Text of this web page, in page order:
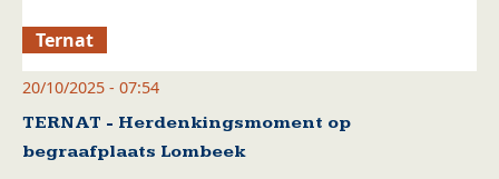
Ternat
20/10/2025 - 07:54
TERNAT - Herdenkingsmoment op
begraafplaats Lombeek